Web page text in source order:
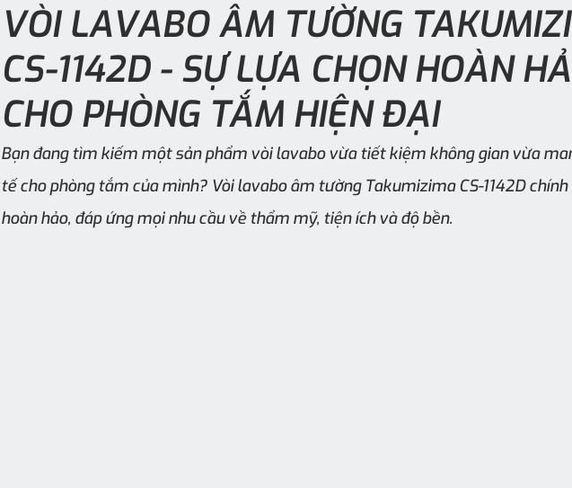
VÒI LAVABO ÂM TƯỜNG
CS-1142D - SỰ LỰA CHỌN HOÀN
CHO PHÒNG TẮM HIỆN ĐẠI
Bạn đang tìm kiếm một sản phẩm vòi lavabo vừa tiết kiệm không gian vừa
tế cho phòng tắm của mình? Vòi lavabo âm tường Takumizima CS-1142D
hoàn hảo, đáp ứng mọi nhu cầu về thẩm mỹ, tiện ích và độ bền.